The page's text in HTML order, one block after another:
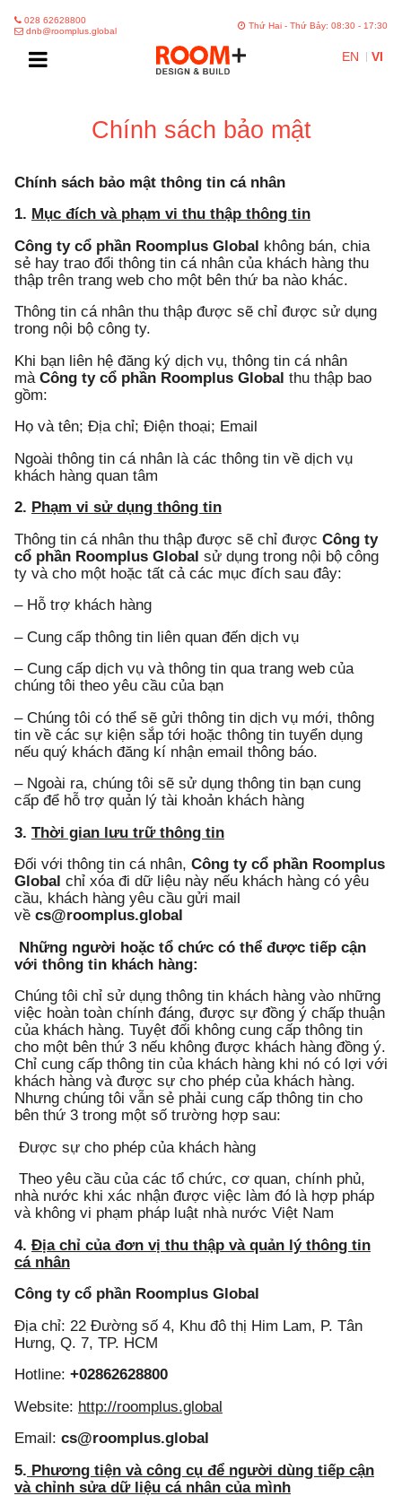
028 62628800
dnb@roomplus.global
Thứ Hai - Thứ Bảy: 08:30 - 17:30
EN VI
Chính sách bảo mật
Chính sách bảo mật thông tin cá nhân
1. Mục đích và phạm vi thu thập thông tin
Công ty cổ phần Roomplus Global không bán, chia
sẻ hay trao đổi thông tin cá nhân của khách hàng thu
thập trên trang web cho một bên thứ ba nào khác.
Thông tin cá nhân thu thập được sẽ chỉ được sử dụng
trong nội bộ công ty.
Khi bạn liên hệ đăng ký dịch vụ, thông tin cá nhân
mà Công ty cổ phần Roomplus Global thu thập bao
gồm:
Họ và tên; Địa chỉ; Điện thoại; Email
Ngoài thông tin cá nhân là các thông tin về dịch vụ
khách hàng quan tâm
2. Phạm vi sử dụng thông tin
Thông tin cá nhân thu thập được sẽ chỉ được Công ty
cổ phần Roomplus Global sử dụng trong nội bộ công
ty và cho một hoặc tất cả các mục đích sau đây:
– Hỗ trợ khách hàng
– Cung cấp thông tin liên quan đến dịch vụ
– Cung cấp dịch vụ và thông tin qua trang web của
chúng tôi theo yêu cầu của bạn
– Chúng tôi có thể sẽ gửi thông tin dịch vụ mới, thông
tin về các sự kiện sắp tới hoặc thông tin tuyển dụng
nếu quý khách đăng kí nhận email thông báo.
– Ngoài ra, chúng tôi sẽ sử dụng thông tin bạn cung
cấp để hỗ trợ quản lý tài khoản khách hàng
3. Thời gian lưu trữ thông tin
Đối với thông tin cá nhân, Công ty cổ phần Roomplus
Global chỉ xóa đi dữ liệu này nếu khách hàng có yêu
cầu, khách hàng yêu cầu gửi mail
về cs@roomplus.global
Những người hoặc tổ chức có thể được tiếp cận
với thông tin khách hàng:
Chúng tôi chỉ sử dụng thông tin khách hàng vào những
việc hoàn toàn chính đáng, được sự đồng ý chấp thuận
của khách hàng. Tuyệt đối không cung cấp thông tin
cho một bên thứ 3 nếu không được khách hàng đồng ý.
Chỉ cung cấp thông tin của khách hàng khi nó có lợi với
khách hàng và được sự cho phép của khách hàng.
Nhưng chúng tôi vẫn sẻ phải cung cấp thông tin cho
bên thứ 3 trong một số trường hợp sau:
Được sự cho phép của khách hàng
Theo yêu cầu của các tổ chức, cơ quan, chính phủ,
nhà nước khi xác nhận được việc làm đó là hợp pháp
và không vi phạm pháp luật nhà nước Việt Nam
4. Địa chỉ của đơn vị thu thập và quản lý thông tin
cá nhân
Công ty cổ phần Roomplus Global
Địa chỉ: 22 Đường số 4, Khu đô thị Him Lam, P. Tân
Hưng, Q. 7, TP. HCM
Hotline: +02862628800
Website: http://roomplus.global
Email: cs@roomplus.global
5. Phương tiện và công cụ để người dùng tiếp cận
và chỉnh sửa dữ liệu cá nhân của mình